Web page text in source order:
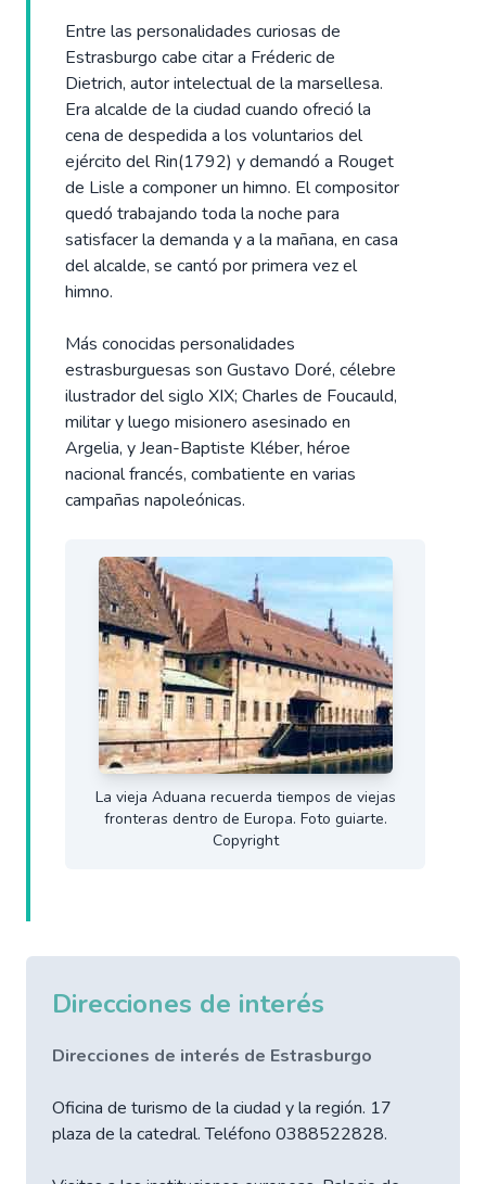
Entre las personalidades curiosas de
Estrasburgo cabe citar a Fréderic de
Dietrich, autor intelectual de la marsellesa.
Era alcalde de la ciudad cuando ofreció la
cena de despedida a los voluntarios del
ejército del Rin(1792) y demandó a Rouget
de Lisle a componer un himno. El compositor
quedó trabajando toda la noche para
satisfacer la demanda y a la mañana, en casa
del alcalde, se cantó por primera vez el
himno.
Más conocidas personalidades
estrasburguesas son Gustavo Doré, célebre
ilustrador del siglo XIX; Charles de Foucauld,
militar y luego misionero asesinado en
Argelia, y Jean-Baptiste Kléber, héroe
nacional francés, combatiente en varias
campañas napoleónicas.
La vieja Aduana recuerda tiempos de viejas
fronteras dentro de Europa. Foto guiarte.
Copyright
Direcciones de interés
Direcciones de interés de Estrasburgo
Oficina de turismo de la ciudad y la región. 17
plaza de la catedral. Teléfono 0388522828.